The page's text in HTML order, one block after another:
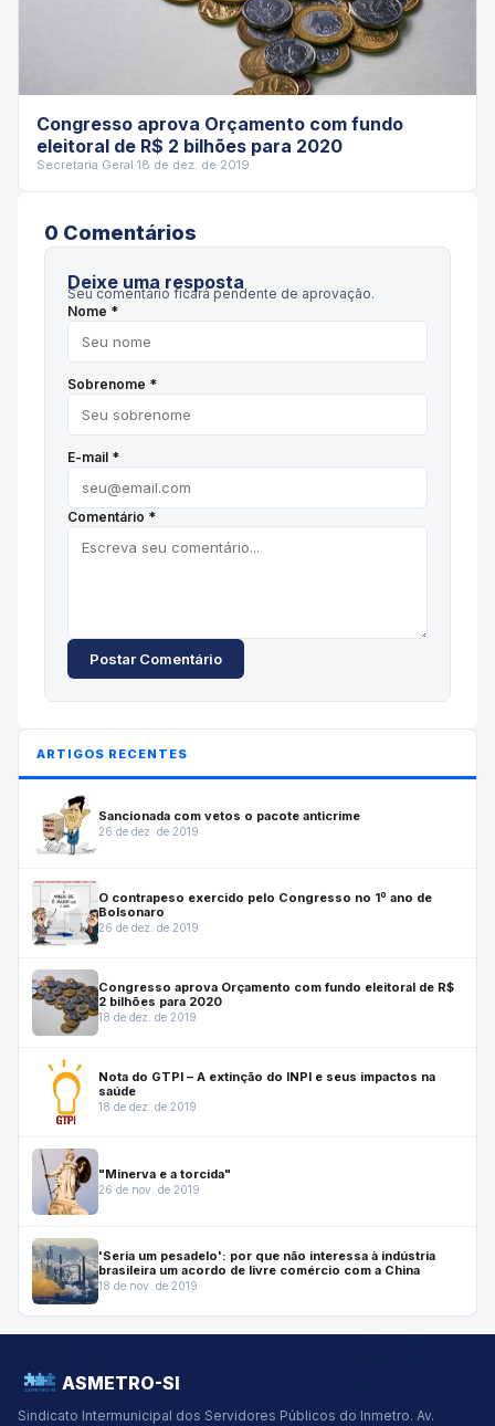
Congresso aprova Orçamento com fundo
eleitoral de R$ 2 bilhões para 2020
Secretaria Geral·18 de dez. de 2019
0 Comentários
Deixe uma resposta
Seu comentário ficará pendente de aprovação.
Nome *
Sobrenome *
E-mail *
Comentário *
Postar Comentário
ARTIGOS RECENTES
Sancionada com vetos o pacote anticrime
26 de dez. de 2019
O contrapeso exercido pelo Congresso no 1º ano de
Bolsonaro
26 de dez. de 2019
Congresso aprova Orçamento com fundo eleitoral de R$
2 bilhões para 2020
18 de dez. de 2019
Nota do GTPI – A extinção do INPI e seus impactos na
saúde
18 de dez. de 2019
"Minerva e a torcida"
26 de nov. de 2019
'Seria um pesadelo': por que não interessa à indústria
brasileira um acordo de livre comércio com a China
18 de nov. de 2019
ASMETRO-SI
Sindicato Intermunicipal dos Servidores Públicos do Inmetro. Av.